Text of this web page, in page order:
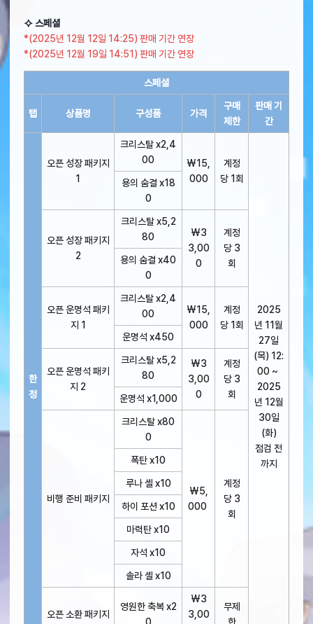
⯎ 스페셜
*(2025년 12월 12일 14:25) 판매 기간 연장
*(2025년 12월 19일 14:51) 판매 기간 연장
스페셜
탭 상품명 구성품 가격
구매
제한
판매 기
간
한
정
오픈 성장 패키지
1
크리스탈 x2,4
00
₩15,
000
계정
당 1회
2025
년 11월
27일
(목) 12:
00 ~
2025
년 12월
30일
(화)
점검 전
까지
용의 숨결 x18
0
오픈 성장 패키지
2
크리스탈 x5,2
80
₩3
3,00
0
계정
당 3
회
용의 숨결 x40
0
오픈 운명석 패키
지 1
크리스탈 x2,4
00
₩15,
000
계정
당 1회
운명석 x450
오픈 운명석 패키
지 2
크리스탈 x5,2
80
₩3
3,00
0
계정
당 3
회
운명석 x1,000
비행 준비 패키지
크리스탈 x80
0
₩5,
000
계정
당 3
회
폭탄 x10
루나 셸 x10
하이 포션 x10
마력탄 x10
자석 x10
솔라 셸 x10
오픈 소환 패키지
영원한 축복 x2
₩3
3,00
무제